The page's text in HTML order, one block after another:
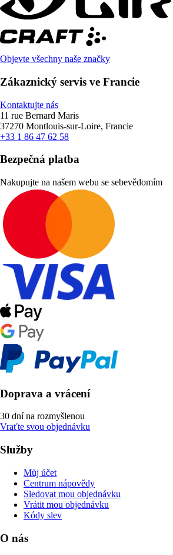
Objevte všechny naše značky
Zákaznický servis ve Francie
Kontaktujte nás
11 rue Bernard Maris
37270 Montlouis-sur-Loire, Francie
+33 1 86 47 62 58
Bezpečná platba
Nakupujte na našem webu se sebevědomím
Doprava a vrácení
30 dní na rozmyšlenou
Vraťte svou objednávku
Služby
Můj účet
Centrum nápovědy
Sledovat mou objednávku
Vrátit mou objednávku
Kódy slev
O nás